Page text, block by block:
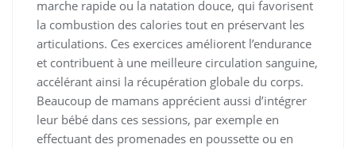
marche rapide ou la natation douce, qui favorisent
la combustion des calories tout en préservant les
articulations. Ces exercices améliorent l’endurance
et contribuent à une meilleure circulation sanguine,
accélérant ainsi la récupération globale du corps.
Beaucoup de mamans apprécient aussi d’intégrer
leur bébé dans ces sessions, par exemple en
effectuant des promenades en poussette ou en